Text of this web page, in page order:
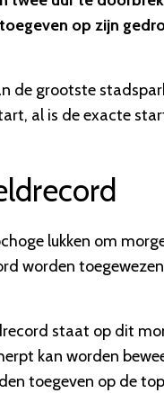
op zijn
de grootste
al is de exacte
lukken om
worden
staat op dit
kan worden
toegeven op de